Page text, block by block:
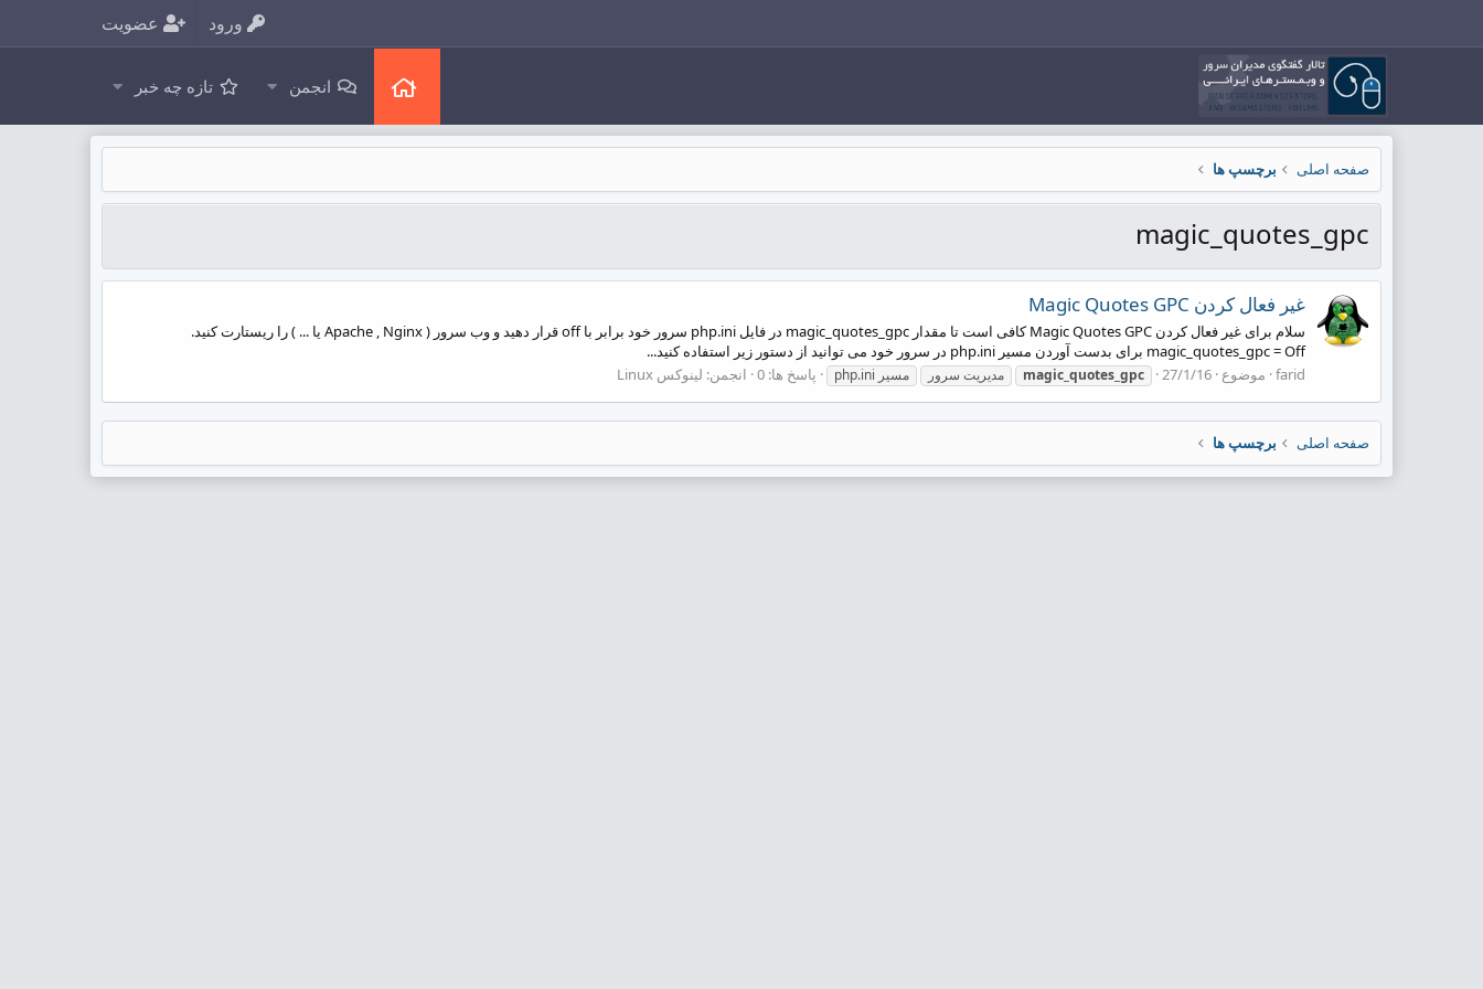
ورود عضویت
انجمن تازه چه خبر
صفحه اصلی برچسپ ها
magic_quotes_gpc
غیر فعال کردن Magic Quotes GPC
سلام برای غیر فعال کردن Magic Quotes GPC کافی است تا مقدار magic_quotes_gpc در فایل php.ini سرور خود برابر با off قرار دهید و وب سرور ( Apache , Nginx یا ... ) را ریستارت کنید.
magic_quotes_gpc = Off برای بدست آوردن مسیر php.ini در سرور خود می توانید از دستور زیر استفاده کنید...
farid موضوع 27/1/16
magic_quotes_gpc مدیریت سرور مسیر php.ini پاسخ ها: 0 انجمن: لینوکس Linux
صفحه اصلی برچسپ ها